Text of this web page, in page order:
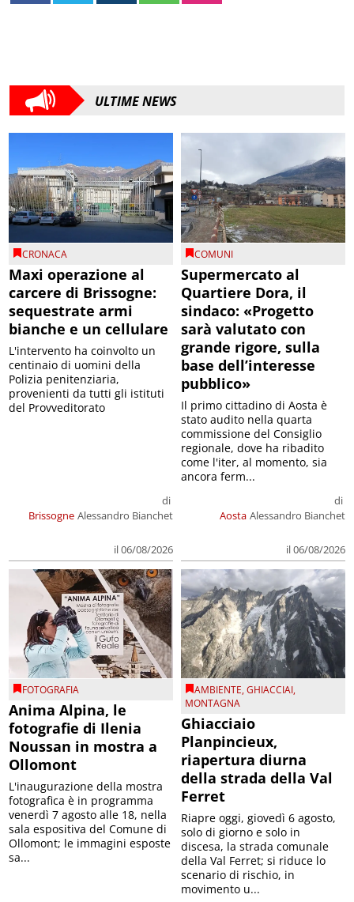
ULTIME NEWS
CRONACA
Maxi operazione al
carcere di Brissogne:
sequestrate armi
bianche e un cellulare
Brissogne
di
Alessandro Bianchet
il 06/08/2026
L'intervento ha coinvolto un
centinaio di uomini della
Polizia penitenziaria,
provenienti da tutti gli istituti
del Provveditorato
COMUNI
Supermercato al
Quartiere Dora, il
sindaco: «Progetto
sarà valutato con
grande rigore, sulla
base dell’interesse
pubblico»
Aosta
di
Alessandro Bianchet
il 06/08/2026
Il primo cittadino di Aosta è
stato audito nella quarta
commissione del Consiglio
regionale, dove ha ribadito
come l'iter, al momento, sia
ancora ferm...
FOTOGRAFIA
Anima Alpina, le
fotografie di Ilenia
Noussan in mostra a
Ollomont
L'inaugurazione della mostra
fotografica è in programma
venerdì 7 agosto alle 18, nella
sala espositiva del Comune di
Ollomont; le immagini esposte
sa...
AMBIENTE,GHIACCIAI,
MONTAGNA
Ghiacciaio
Planpincieux,
riapertura diurna
della strada della Val
Ferret
Riapre oggi, giovedì 6 agosto,
solo di giorno e solo in
discesa, la strada comunale
della Val Ferret; si riduce lo
scenario di rischio, in
movimento u...